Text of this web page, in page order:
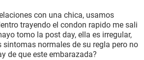
con una chica, usamos
trayendo el condon rapido me sali
tomo la post day, ella es irregular,
sintomas normales de su regla pero no
de que este embarazada?